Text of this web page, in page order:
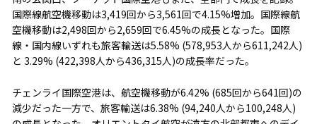
国際線航空機移動は3,419回から3,561回で4.15%増加。国際線航
空機移動は2,498回から2,659回で6.45%の成長となった。国際
線・国内線いずれも旅客輸送は5.58% (578,953人から611,242人)
と 3.29% (422,398人から436,315人)の成長率だった。
チェンライ国際空港は、航空機移動が6.42% (685回から641回)の
減少だった一方で、旅客輸送は6.38% (94,240人から100,248人)